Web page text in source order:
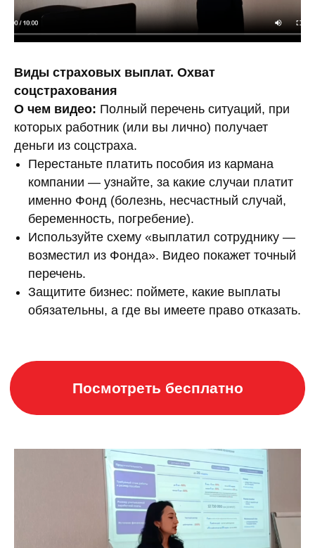
Виды страховых выплат. Охват
соцстрахования
О чем видео: Полный перечень ситуаций, при
которых работник (или вы лично) получает
деньги из соцстраха.
Перестаньте платить пособия из кармана
компании — узнайте, за какие случаи платит
именно Фонд (болезнь, несчастный случай,
беременность, погребение).
Используйте схему «выплатил сотруднику —
возместил из Фонда». Видео покажет точный
перечень.
Защитите бизнес: поймете, какие выплаты
обязательны, а где вы имеете право отказать.
Посмотреть бесплатно